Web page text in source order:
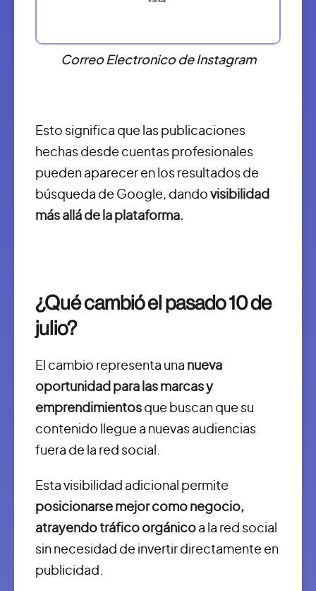
Correo Electronico de Instagram
Esto significa que las publicaciones
hechas desde cuentas profesionales
pueden aparecer en los resultados de
búsqueda de Google, dando visibilidad
más allá de la plataforma.
¿Qué cambió el pasado 10 de
julio?
El cambio representa una nueva
oportunidad para las marcas y
emprendimientos que buscan que su
contenido llegue a nuevas audiencias
fuera de la red social.
Esta visibilidad adicional permite
posicionarse mejor como negocio,
atrayendo tráfico orgánico a la red social
sin necesidad de invertir directamente en
publicidad.